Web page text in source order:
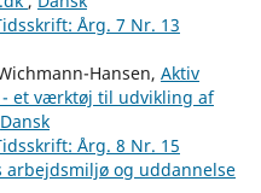
Årg. 7 Nr. 13
Hansen, Aktiv
et værktøj til udvikling af
Dansk
Årg. 8 Nr. 15
arbejdsmiljø og uddannelse